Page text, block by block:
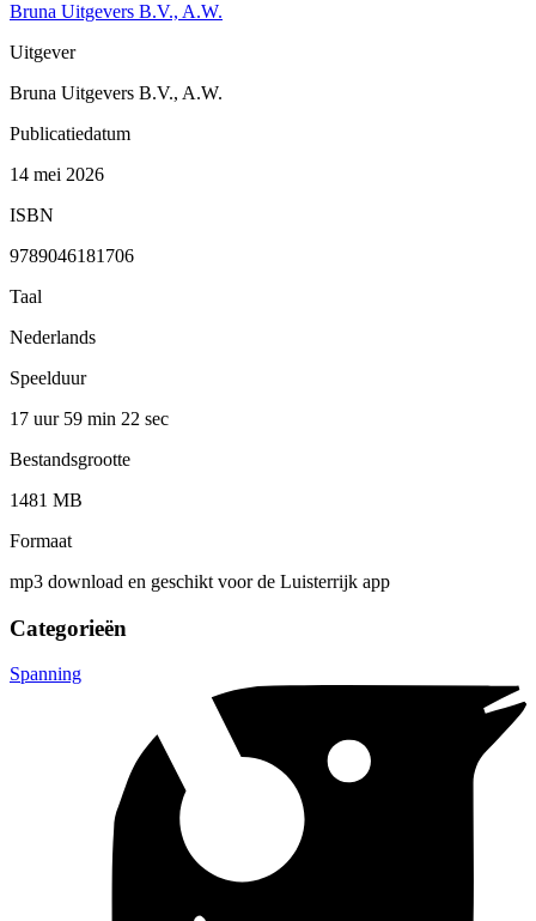
Bruna Uitgevers B.V., A.W.
Uitgever
Bruna Uitgevers B.V., A.W.
Publicatiedatum
14 mei 2026
ISBN
9789046181706
Taal
Nederlands
Speelduur
17 uur 59 min 22 sec
Bestandsgrootte
1481 MB
Formaat
mp3 download en geschikt voor de Luisterrijk app
Categorieën
Spanning